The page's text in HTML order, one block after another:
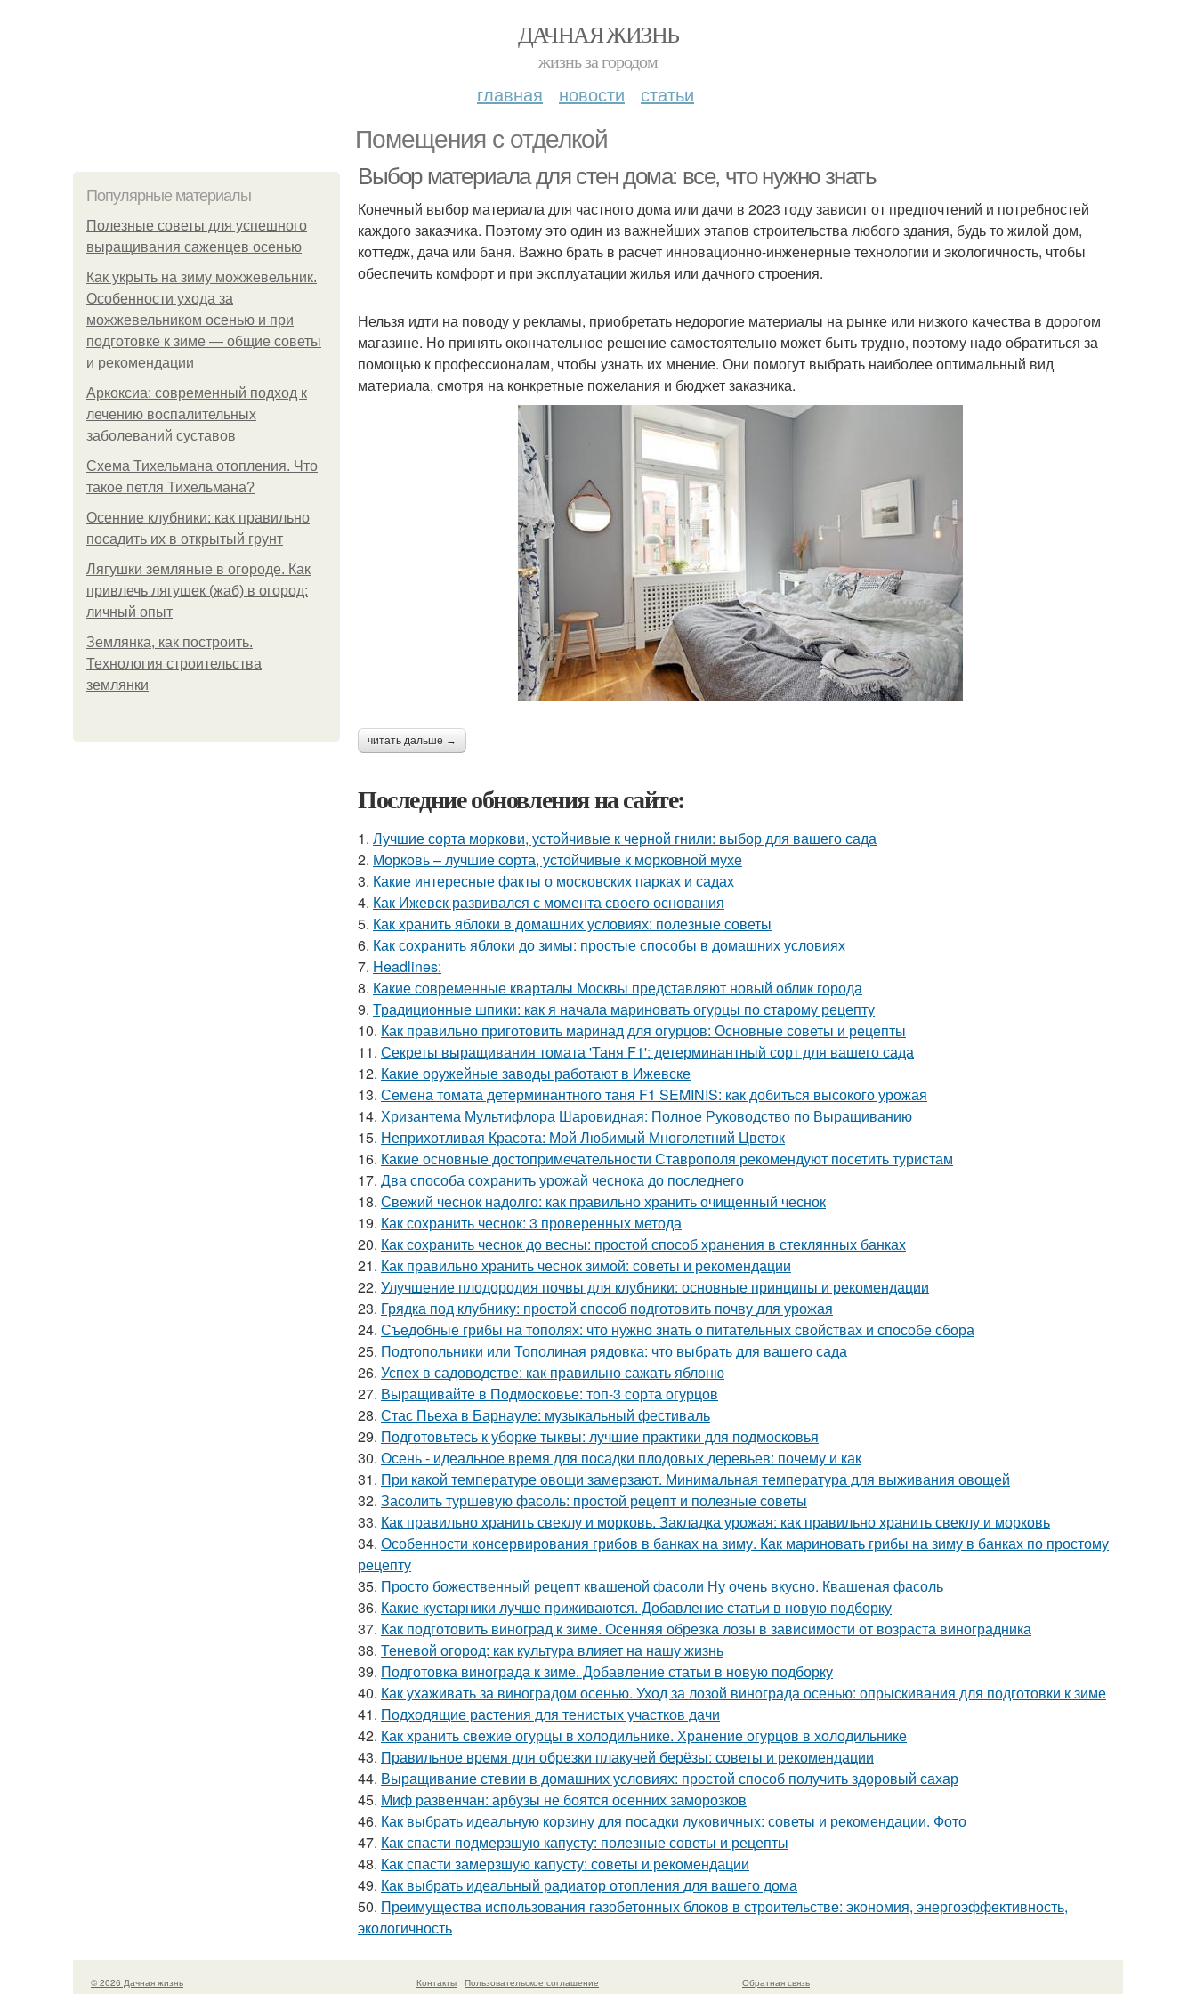
ДАЧНАЯ ЖИЗНЬ
жизнь за городом
главная новости статьи
Помещения с отделкой
Популярные материалы
Полезные советы для успешного
выращивания саженцев осенью
Как укрыть на зиму можжевельник.
Особенности ухода за
можжевельником осенью и при
подготовке к зиме — общие советы
и рекомендации
Аркоксиа: современный подход к
лечению воспалительных
заболеваний суставов
Схема Тихельмана отопления. Что
такое петля Тихельмана?
Осенние клубники: как правильно
посадить их в открытый грунт
Лягушки земляные в огороде. Как
привлечь лягушек (жаб) в огород:
личный опыт
Землянка, как построить.
Технология строительства
землянки
Выбор материала для стен дома: все, что нужно знать
Конечный выбор материала для частного дома или дачи в 2023 году зависит от предпочтений и потребностей
каждого заказчика. Поэтому это один из важнейших этапов строительства любого здания, будь то жилой дом,
коттедж, дача или баня. Важно брать в расчет инновационно-инженерные технологии и экологичность, чтобы
обеспечить комфорт и при эксплуатации жилья или дачного строения.
Нельзя идти на поводу у рекламы, приобретать недорогие материалы на рынке или низкого качества в дорогом
магазине. Но принять окончательное решение самостоятельно может быть трудно, поэтому надо обратиться за
помощью к профессионалам, чтобы узнать их мнение. Они помогут выбрать наиболее оптимальный вид
материала, смотря на конкретные пожелания и бюджет заказчика.
читать дальше →
Последние обновления на сайте:
1. Лучшие сорта моркови, устойчивые к черной гнили: выбор для вашего сада
2. Морковь – лучшие сорта, устойчивые к морковной мухе
3. Какие интересные факты о московских парках и садах
4. Как Ижевск развивался с момента своего основания
5. Как хранить яблоки в домашних условиях: полезные советы
6. Как сохранить яблоки до зимы: простые способы в домашних условиях
7. Headlines:
8. Какие современные кварталы Москвы представляют новый облик города
9. Традиционные шпики: как я начала мариновать огурцы по старому рецепту
10. Как правильно приготовить маринад для огурцов: Основные советы и рецепты
11. Секреты выращивания томата 'Таня F1': детерминантный сорт для вашего сада
12. Какие оружейные заводы работают в Ижевске
13. Семена томата детерминантного таня F1 SEMINIS: как добиться высокого урожая
14. Хризантема Мультифлора Шаровидная: Полное Руководство по Выращиванию
15. Неприхотливая Красота: Мой Любимый Многолетний Цветок
16. Какие основные достопримечательности Ставрополя рекомендуют посетить туристам
17. Два способа сохранить урожай чеснока до последнего
18. Свежий чеснок надолго: как правильно хранить очищенный чеснок
19. Как сохранить чеснок: 3 проверенных метода
20. Как сохранить чеснок до весны: простой способ хранения в стеклянных банках
21. Как правильно хранить чеснок зимой: советы и рекомендации
22. Улучшение плодородия почвы для клубники: основные принципы и рекомендации
23. Грядка под клубнику: простой способ подготовить почву для урожая
24. Съедобные грибы на тополях: что нужно знать о питательных свойствах и способе сбора
25. Подтопольники или Тополиная рядовка: что выбрать для вашего сада
26. Успех в садоводстве: как правильно сажать яблоню
27. Выращивайте в Подмосковье: топ-3 сорта огурцов
28. Стас Пьеха в Барнауле: музыкальный фестиваль
29. Подготовьтесь к уборке тыквы: лучшие практики для подмосковья
30. Осень - идеальное время для посадки плодовых деревьев: почему и как
31. При какой температуре овощи замерзают. Минимальная температура для выживания овощей
32. Засолить туршевую фасоль: простой рецепт и полезные советы
33. Как правильно хранить свеклу и морковь. Закладка урожая: как правильно хранить свеклу и морковь
34. Особенности консервирования грибов в банках на зиму. Как мариновать грибы на зиму в банках по простому
рецепту
35. Просто божественный рецепт квашеной фасоли Ну очень вкусно. Квашеная фасоль
36. Какие кустарники лучше приживаются. Добавление статьи в новую подборку
37. Как подготовить виноград к зиме. Осенняя обрезка лозы в зависимости от возраста виноградника
38. Теневой огород: как культура влияет на нашу жизнь
39. Подготовка винограда к зиме. Добавление статьи в новую подборку
40. Как ухаживать за виноградом осенью. Уход за лозой винограда осенью: опрыскивания для подготовки к зиме
41. Подходящие растения для тенистых участков дачи
42. Как хранить свежие огурцы в холодильнике. Хранение огурцов в холодильнике
43. Правильное время для обрезки плакучей берёзы: советы и рекомендации
44. Выращивание стевии в домашних условиях: простой способ получить здоровый сахар
45. Миф развенчан: арбузы не боятся осенних заморозков
46. Как выбрать идеальную корзину для посадки луковичных: советы и рекомендации. Фото
47. Как спасти подмерзшую капусту: полезные советы и рецепты
48. Как спасти замерзшую капусту: советы и рекомендации
49. Как выбрать идеальный радиатор отопления для вашего дома
50. Преимущества использования газобетонных блоков в строительстве: экономия, энергоэффективность,
экологичность
© 2026 Дачная жизнь Контакты Пользовательское соглашение Обратная связь